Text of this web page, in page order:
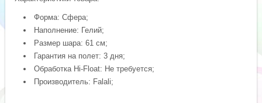
Форма: Сфера;
Наполнение: Гелий;
Размер шара: 61 см;
Гарантия на полет: 3 дня;
Обработка Hi-Float: Не требуется;
Производитель: Falali;